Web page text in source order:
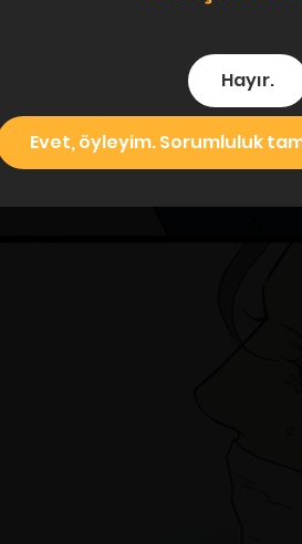
Hayır.
Evet, öyleyim. Sorumluluk